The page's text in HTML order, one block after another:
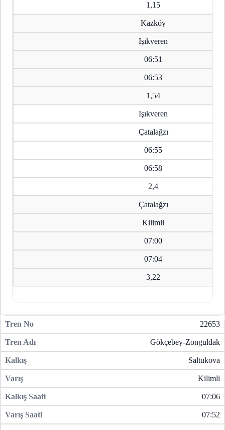
1,15
Kazköy
Işıkveren
06:51
06:53
1,54
Işıkveren
Çatalağzı
06:55
06:58
2,4
Çatalağzı
Kilimli
07:00
07:04
3,22
22653
Gökçebey-Zonguldak
Saltukova
Kilimli
07:06
07:52